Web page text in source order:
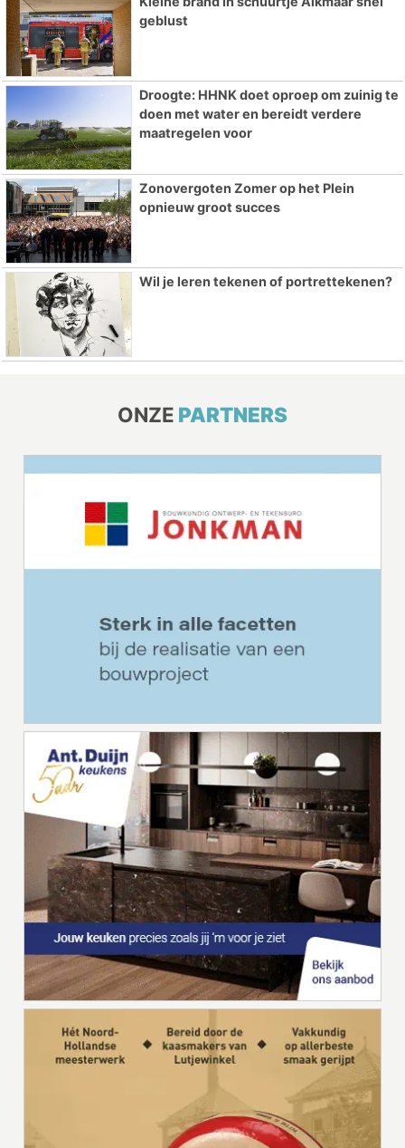
geblust
Droogte: HHNK doet oproep om zuinig te
doen met water en bereidt verdere
maatregelen voor
Zonovergoten Zomer op het Plein
opnieuw groot succes
Wil je leren tekenen of portrettekenen?
ONZE PARTNERS